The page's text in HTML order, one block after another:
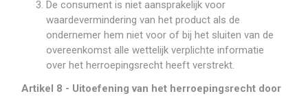
De consument is niet aansprakelijk voor
waardevermindering van het product als de
ondernemer hem niet voor of bij het sluiten van de
overeenkomst alle wettelijk verplichte informatie
over het herroepingsrecht heeft verstrekt.
Artikel 8 - Uitoefening van het herroepingsrecht door